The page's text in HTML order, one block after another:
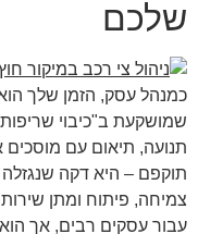
שלכם
כמנהל עסק, הזמן שלך
שמושקעת ב"כיבוי
תנועה, תיאום עם מוסכים
תוקפם – היא דקה
צמיחה, פיתוח ומתן שירות
עבור עסקים רבים, אך